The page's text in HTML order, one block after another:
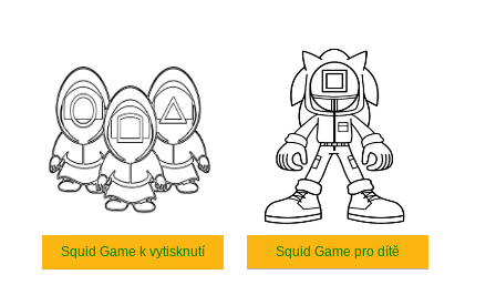
Squid Game k vytisknutí Squid Game pro dítě